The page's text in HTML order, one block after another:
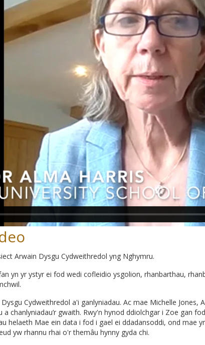
Arwain Dysgu Cydweithredol yng Nghymru.
yn yr ystyr ei fod wedi cofleidio ysgolion, rhanbarthau,
Cydweithredol a'i ganlyniadau. Ac mae Michelle
chanlyniadau’r gwaith. Rwy'n hynod ddiolchgar i Zoe gan
helaeth Mae ein data i fod i gael ei ddadansoddi, ond mae
yw rhannu rhai o'r themâu hynny gyda chi.